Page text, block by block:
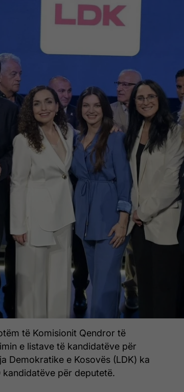
të Komisionit Qendror të
e listave të kandidatëve për
Demokratike e Kosovës (LDK) ka
kandidatëve për deputetë.